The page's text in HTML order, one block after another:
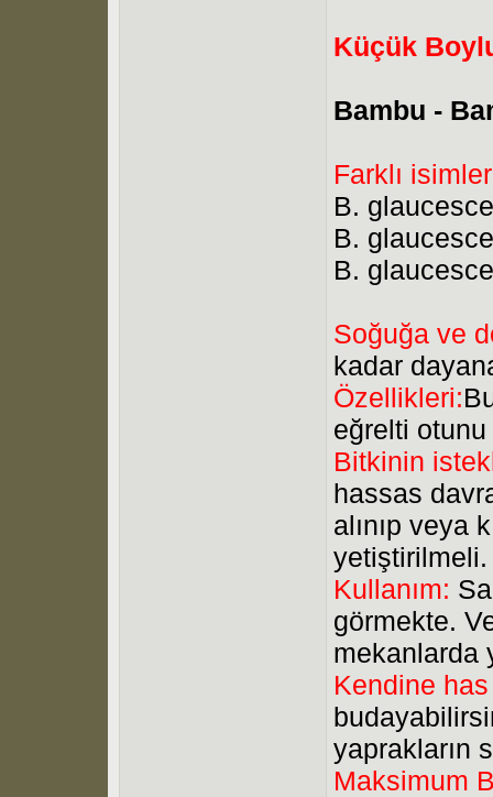
Küçük
Bambu -
Farklı
B.
B.
B.
Soğuğa ve
kadar
Özellikleri:
eğrelti
Bitkinin
hassas
alınıp veya
yetiştirilmeli.
Kullanım:
görmekte.
mekanlarda
Kendine
yaprakların
Maksimum